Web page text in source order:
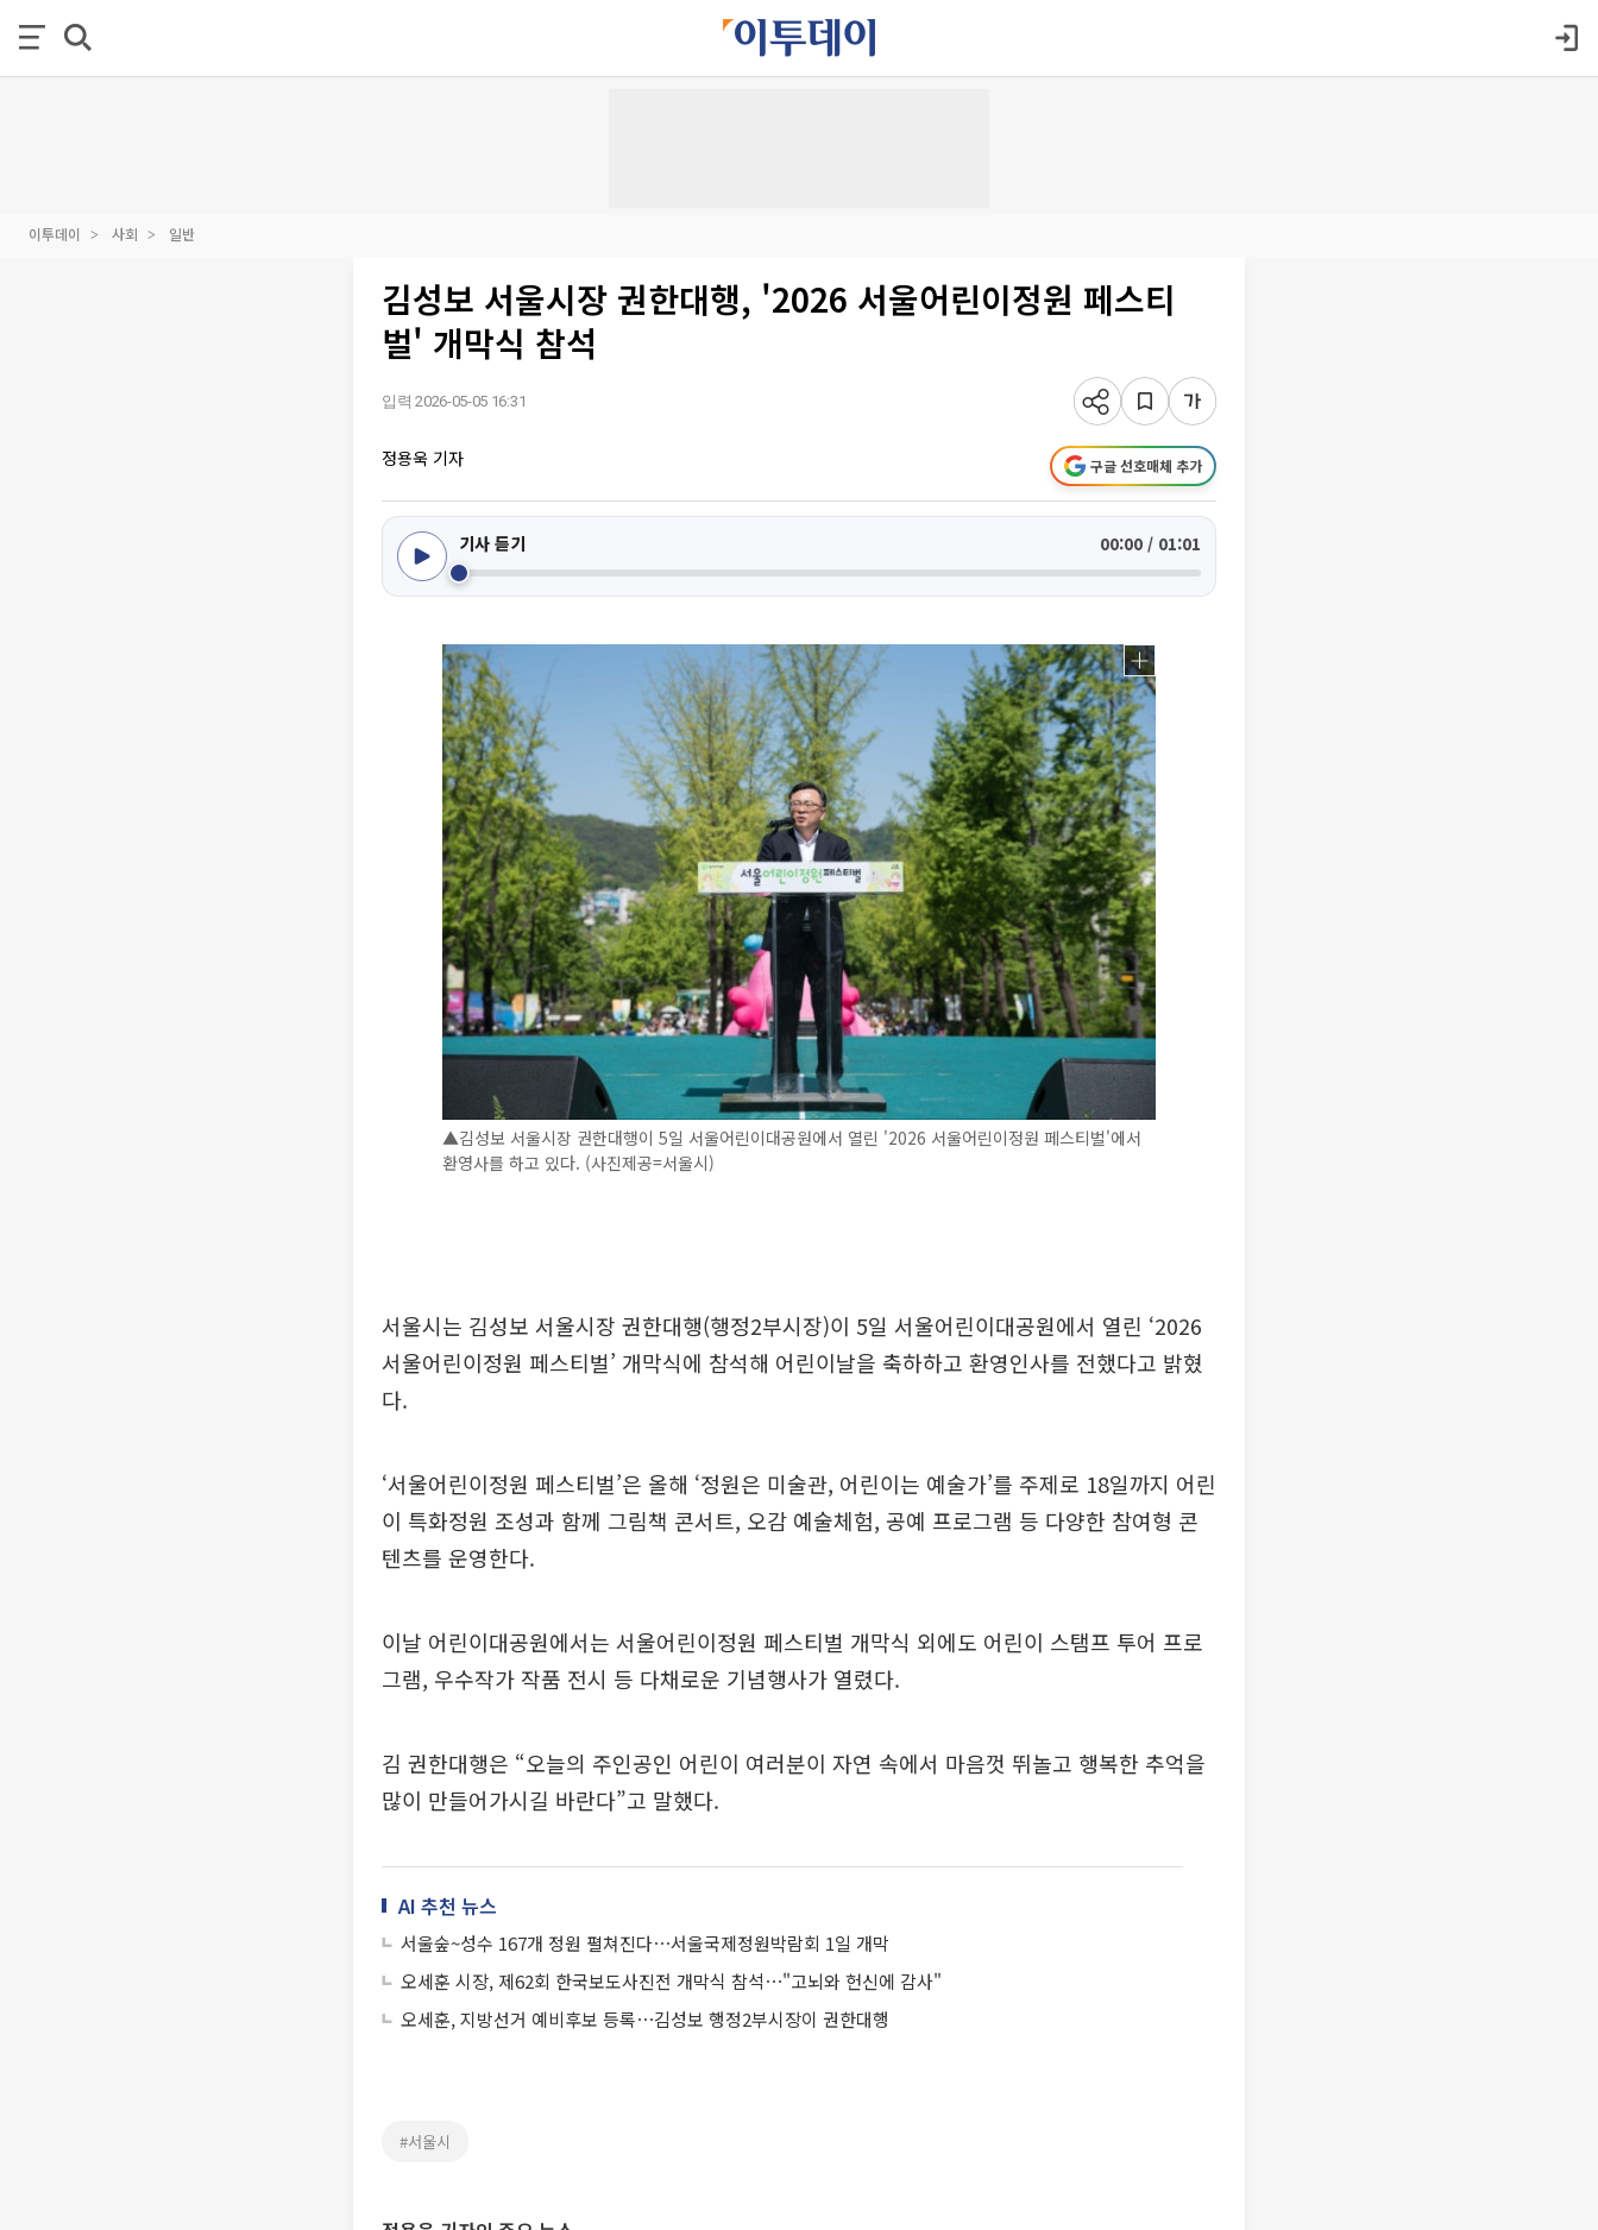
이투데이 사회 일반
김성보 서울시장 권한대행, '2026 서울어린이정원 페스티
벌' 개막식 참석
입력 2026-05-05 16:31
정용욱 기자 구글 선호매체 추가
기사 듣기 00:00 / 01:01
▲김성보 서울시장 권한대행이 5일 서울어린이대공원에서 열린 '2026 서울어린이정원 페스티벌'에서
환영사를 하고 있다. (사진제공=서울시)
서울시는 김성보 서울시장 권한대행(행정2부시장)이 5일 서울어린이대공원에서 열린 ‘2026
서울어린이정원 페스티벌’ 개막식에 참석해 어린이날을 축하하고 환영인사를 전했다고 밝혔
다.
‘서울어린이정원 페스티벌’은 올해 ‘정원은 미술관, 어린이는 예술가’를 주제로 18일까지 어린
이 특화정원 조성과 함께 그림책 콘서트, 오감 예술체험, 공예 프로그램 등 다양한 참여형 콘
텐츠를 운영한다.
이날 어린이대공원에서는 서울어린이정원 페스티벌 개막식 외에도 어린이 스탬프 투어 프로
그램, 우수작가 작품 전시 등 다채로운 기념행사가 열렸다.
김 권한대행은 “오늘의 주인공인 어린이 여러분이 자연 속에서 마음껏 뛰놀고 행복한 추억을
많이 만들어가시길 바란다”고 말했다.
AI 추천 뉴스
서울숲~성수 167개 정원 펼쳐진다⋯서울국제정원박람회 1일 개막
오세훈 시장, 제62회 한국보도사진전 개막식 참석⋯"고뇌와 헌신에 감사"
오세훈, 지방선거 예비후보 등록⋯김성보 행정2부시장이 권한대행
#서울시